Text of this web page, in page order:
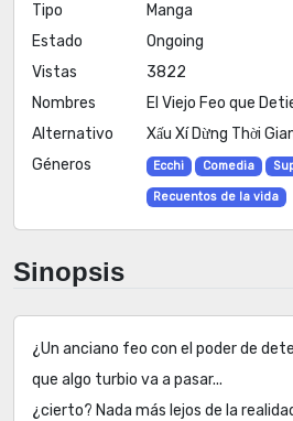
Tipo
Manga
Estado
Ongoing
Vistas
3822
Nombres
Alternativo
El Viejo Feo que
Xấu Xí Dừng Thời
Géneros
Ecchi Comedia
Recuentos de la vida
Sinopsis
¿Un anciano feo con el poder de
que algo turbio va a pasar...
¿cierto? Nada más lejos de la